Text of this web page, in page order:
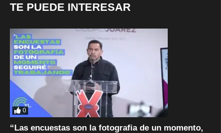
TE PUEDE INTERESAR
0
“Las encuestas son la fotografia de un momento,